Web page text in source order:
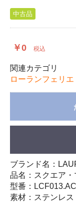
中古品
￥0 税込
関連カテゴリ
ローランフェリエ
ブランド名：
品名：スクエア
型番：
素材：ステンレス